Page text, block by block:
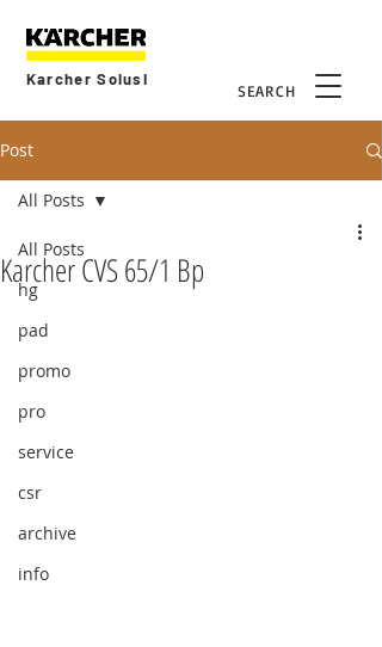
SEARCH
Karcher Solusi
Post
All Posts
hg
pad
promo
pro
service
csr
archive
info
All Posts
Karcher CVS 65/1 Bp